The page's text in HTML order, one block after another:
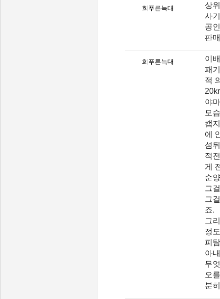
희푸른늑대
상
사
공
판
희푸른늑대
이
패
적
야
모
캡
에
섬
적
게
순
그
그
죠.
그
정
피
아
무
오
분